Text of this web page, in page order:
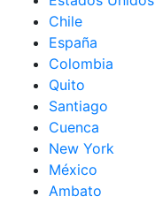
Chile
España
Colombia
Quito
Santiago
Cuenca
New York
México
Ambato